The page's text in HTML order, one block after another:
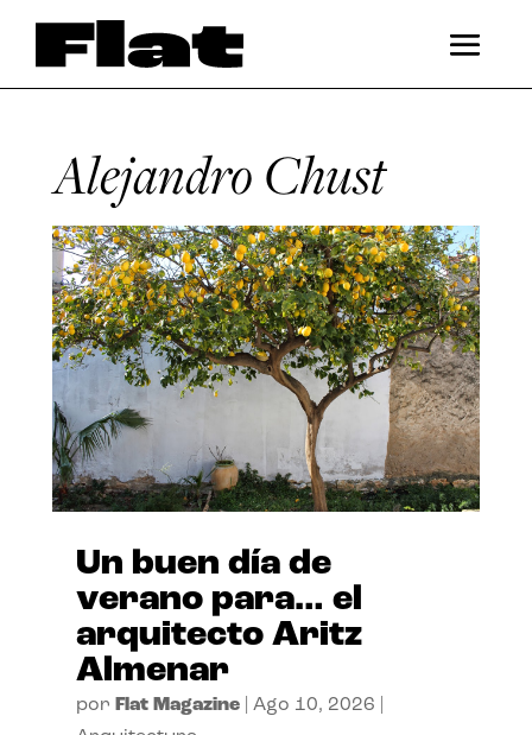
Alejandro Chust
Un buen día de
verano para… el
arquitecto Aritz
Almenar
por Flat Magazine| Ago 10, 2026